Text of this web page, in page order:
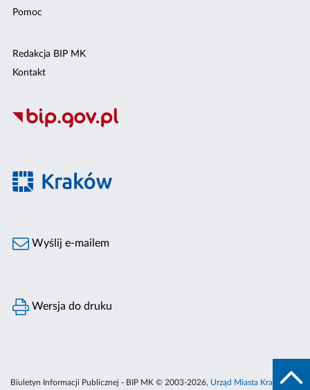
Pomoc
Redakcja BIP MK
Kontakt
Wyślij e-mailem
Wersja do druku
Biuletyn Informacji Publicznej - BIP MK © 2003-2026, Urząd Miasta Krakowa